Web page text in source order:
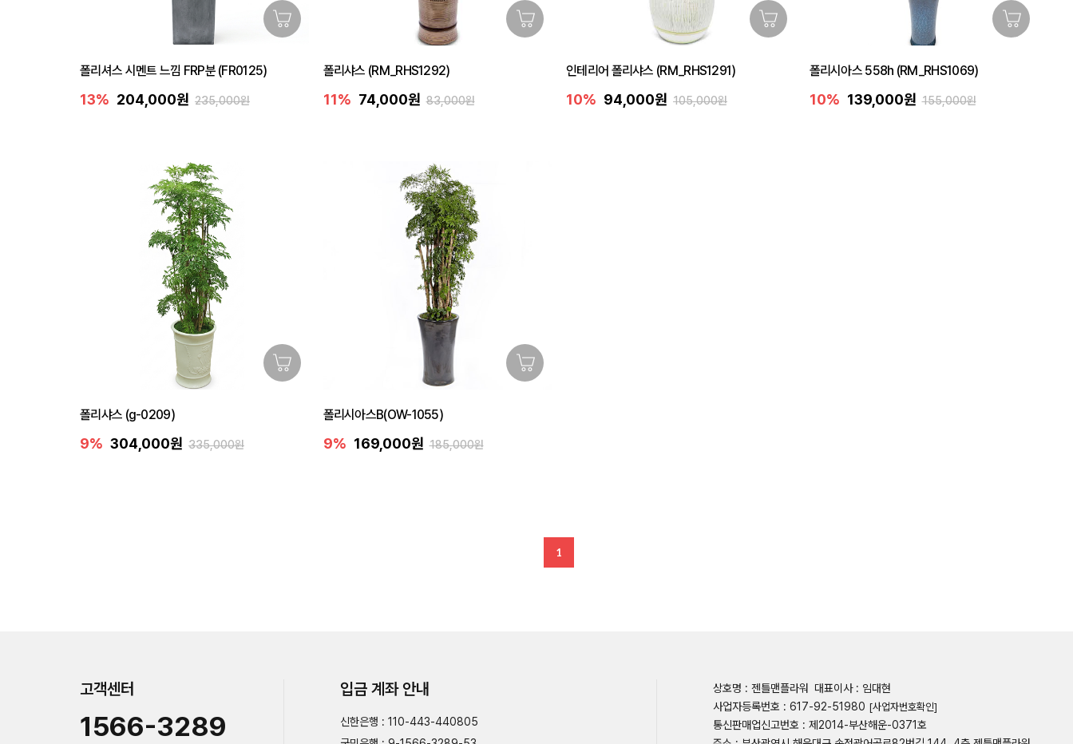
폴리셔스 시멘트 느낌 FRP분 (FR0125)
13% 204,000원 235,000원
폴리샤스 (RM_RHS1292)
11% 74,000원 83,000원
인테리어 폴리샤스 (RM_RHS1291)
10% 94,000원 105,000원
폴리시아스 558h (RM_RHS1069)
10% 139,000원 155,000원
폴리샤스 (g-0209)
9% 304,000원 335,000원
폴리시아스B(OW-1055)
9% 169,000원 185,000원
1
고객센터
1566-3289
입금 계좌 안내
신한은행 : 110-443-440805
상호명 : 젠틀맨플라워
대표이사 : 임대현
사업자등록번호 : 617-92-51980 [사업자번호확인]
통신판매업신고번호 : 제2014-부산해운-0371호